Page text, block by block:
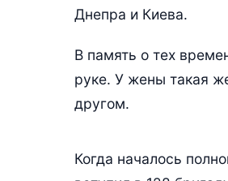
Днепра и Киева.
В память о тех
руке. У жены такая
другом.
Когда началось